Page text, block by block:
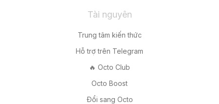
Tài nguyên
Trung tâm kiến thức
Hỗ trợ trên Telegram
🔥 Octo Club
Octo Boost
Đổi sang Octo